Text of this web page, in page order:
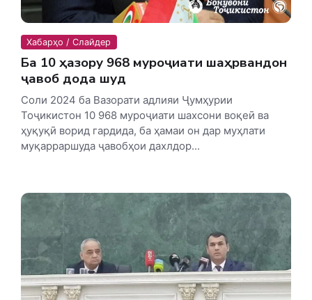
Хабарҳо / Слайдер
Ба 10 ҳазору 968 муроҷиати шаҳрвандон
ҷавоб дода шуд
Соли 2024 ба Вазорати адлияи Ҷумҳурии
Тоҷикистон 10 968 муроҷиати шахсони воқеӣ ва
ҳуқуқӣ ворид гардида, ба ҳамаи он дар муҳлати
муқарраршуда ҷавобҳои дахлдор...